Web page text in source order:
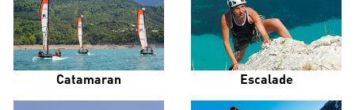
Catamaran Escalade